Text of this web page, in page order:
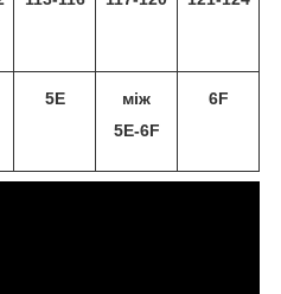
5E
між
5E-6F
6F